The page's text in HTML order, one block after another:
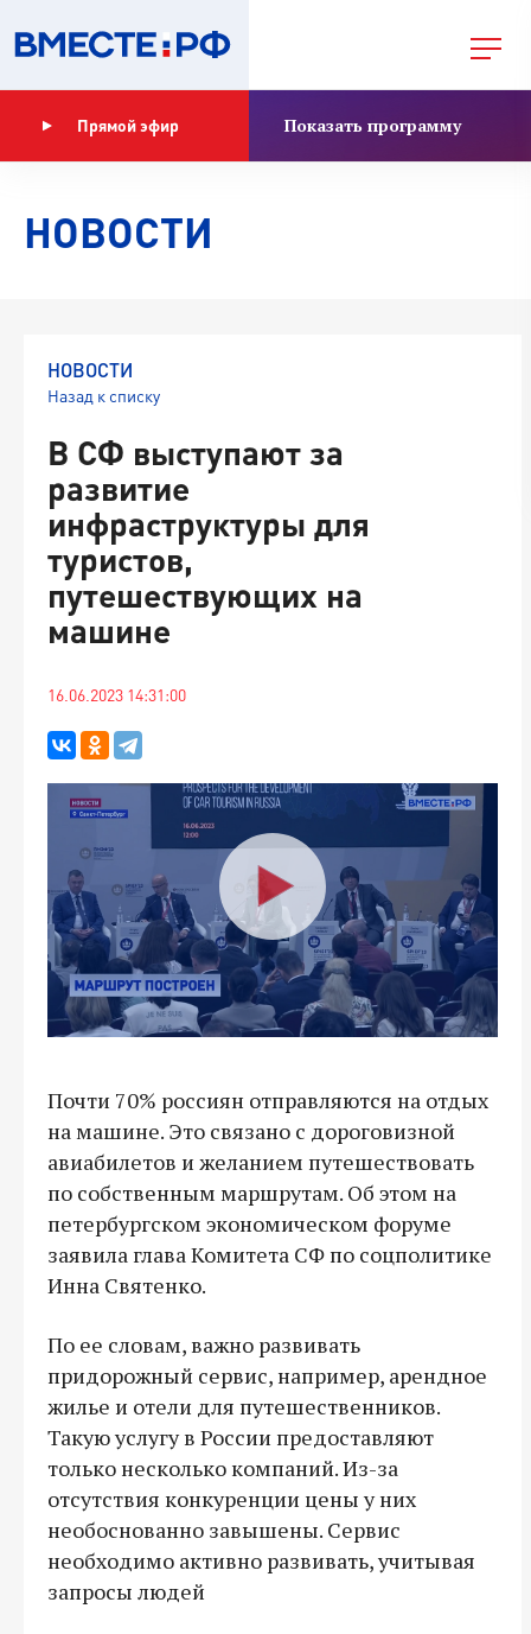
Прямой эфир Показать программу
НОВОСТИ
НОВОСТИ
Назад к списку
В СФ выступают за
развитие
инфраструктуры для
туристов,
путешествующих на
машине
16.06.2023 14:31:00
Почти 70% россиян отправляются на отдых
на машине. Это связано с дороговизной
авиабилетов и желанием путешествовать
по собственным маршрутам. Об этом на
петербургском экономическом форуме
заявила глава Комитета СФ по соцполитике
Инна Святенко.
По ее словам, важно развивать
придорожный сервис, например, арендное
жилье и отели для путешественников.
Такую услугу в России предоставляют
только несколько компаний. Из-за
отсутствия конкуренции цены у них
необоснованно завышены. Сервис
необходимо активно развивать, учитывая
запросы людей